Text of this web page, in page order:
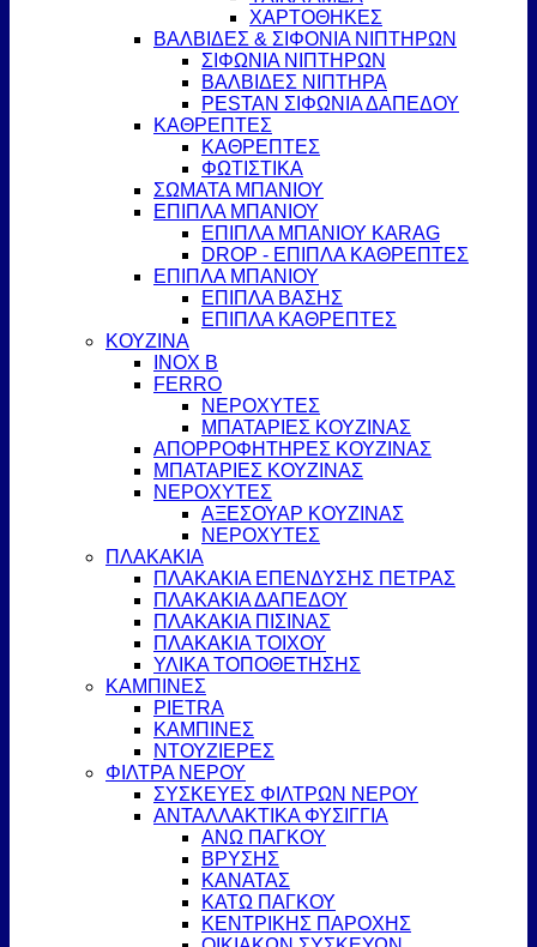
ΧΑΡΤΟΘΗΚΕΣ
ΒΑΛΒΙΔΕΣ & ΣΙΦΟΝΙΑ ΝΙΠΤΗΡΩΝ
ΣΙΦΩΝΙΑ ΝΙΠΤΗΡΩΝ
ΒΑΛΒΙΔΕΣ ΝΙΠΤΗΡΑ
PESTAN ΣΙΦΩΝΙΑ ΔΑΠΕΔΟΥ
ΚΑΘΡΕΠΤΕΣ
ΚΑΘΡΕΠΤΕΣ
ΦΩΤΙΣΤΙΚΑ
ΣΩΜΑΤΑ ΜΠΑΝΙΟΥ
ΕΠΙΠΛΑ ΜΠΑΝΙΟΥ
ΕΠΙΠΛΑ ΜΠΑΝΙΟΥ KARAG
DROP - ΕΠΙΠΛΑ ΚΑΘΡΕΠΤΕΣ
ΕΠΙΠΛΑ ΜΠΑΝΙΟΥ
ΕΠΙΠΛΑ ΒΑΣΗΣ
ΕΠΙΠΛΑ ΚΑΘΡΕΠΤΕΣ
ΚΟΥΖΙΝΑ
INOX B
FERRO
ΝΕΡΟΧΥΤΕΣ
ΜΠΑΤΑΡΙΕΣ ΚΟΥΖΙΝΑΣ
ΑΠΟΡΡΟΦΗΤΗΡΕΣ ΚΟΥΖΙΝΑΣ
ΜΠΑΤΑΡΙΕΣ ΚΟΥΖΙΝΑΣ
ΝΕΡΟΧΥΤΕΣ
ΑΞΕΣΟΥΑΡ ΚΟΥΖΙΝΑΣ
ΝΕΡΟΧΥΤΕΣ
ΠΛΑΚΑΚΙΑ
ΠΛΑΚΑΚΙΑ ΕΠΕΝΔΥΣΗΣ ΠΕΤΡΑΣ
ΠΛΑΚΑΚΙΑ ΔΑΠΕΔΟΥ
ΠΛΑΚΑΚΙΑ ΠΙΣΙΝΑΣ
ΠΛΑΚΑΚΙΑ ΤΟΙΧΟΥ
ΥΛΙΚΑ ΤΟΠΟΘΕΤΗΣΗΣ
ΚΑΜΠΙΝΕΣ
PIETRA
ΚΑΜΠΙΝΕΣ
ΝΤΟΥΖΙΕΡΕΣ
ΦΙΛΤΡΑ ΝΕΡΟΥ
ΣΥΣΚΕΥΕΣ ΦΙΛΤΡΩΝ ΝΕΡΟΥ
ΑΝΤΑΛΛΑΚΤΙΚΑ ΦΥΣΙΓΓΙΑ
ΑΝΩ ΠΑΓΚΟΥ
ΒΡΥΣΗΣ
ΚΑΝΑΤΑΣ
ΚΑΤΩ ΠΑΓΚΟΥ
ΚΕΝΤΡΙΚΗΣ ΠΑΡΟΧΗΣ